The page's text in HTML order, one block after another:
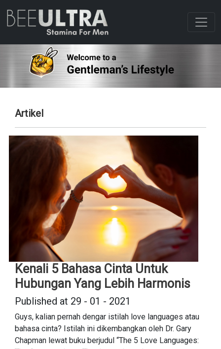
Artikel
Kenali 5 Bahasa Cinta Untuk
Hubungan Yang Lebih Harmonis
Published at 29 - 01 - 2021
Guys, kalian pernah dengar istilah love languages atau
bahasa cinta? Istilah ini dikembangkan oleh Dr. Gary
Chapman lewat buku berjudul “The 5 Love Languages: